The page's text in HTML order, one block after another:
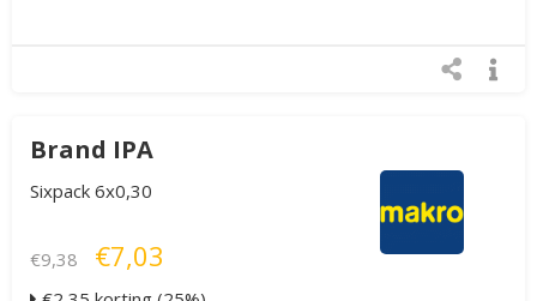
Brand IPA
Sixpack 6x0,30
€9,38 €7,03